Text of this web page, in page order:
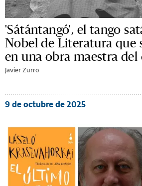
'Sátántangó', el tango
Nobel de Literatura que
en una obra maestra del
Javier Zurro
9 de octubre de 2025